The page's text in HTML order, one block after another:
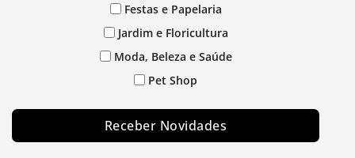
Festas e Papelaria
Jardim e Floricultura
Moda, Beleza e Saúde
Pet Shop
Receber Novidades